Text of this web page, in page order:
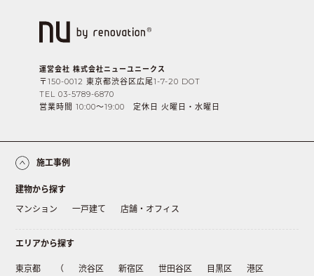
運営会社 株式会社ニューユニークス
〒150-0012 東京都渋谷区広尾1-7-20 DOT
TEL 03-5789-6870
営業時間 10:00〜19:00 定休日 火曜日・水曜日
施工事例
建物から探す
マンション
一戸建て 店舗・オフィス
エリアから探す
東京都 （ 渋谷区 新宿区 世田谷区 目黒区
港区